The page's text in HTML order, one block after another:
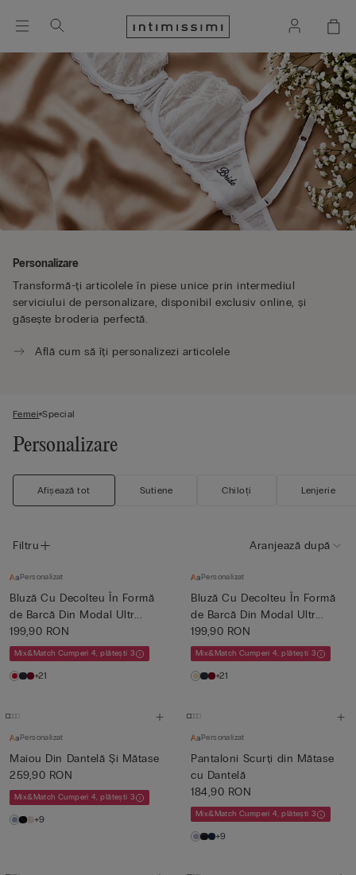
Personalizare
Transformă-ți articolele în piese unice prin intermediul
serviciului de personalizare, disponibil exclusiv online, și
găsește broderia perfectă.
Află cum să îți personalizezi articolele
Femei Special
Personalizare
Afișează tot Sutiene Chiloți Lenjerie
Filtru Aranjează după
Personalizat
Bluză Cu Decolteu În Formă
de Barcă Din Modal Ultr...
199,90 RON
Mix&Match Cumperi 4, plătești 3
+21
Personalizat
Bluză Cu Decolteu În Formă
de Barcă Din Modal Ultr...
199,90 RON
Mix&Match Cumperi 4, plătești 3
+21
Personalizat
Maiou Din Dantelă Și Mătase
259,90 RON
Mix&Match Cumperi 4, plătești 3
+9
Personalizat
Pantaloni Scurți din Mătase
cu Dantelă
184,90 RON
Mix&Match Cumperi 4, plătești 3
+9